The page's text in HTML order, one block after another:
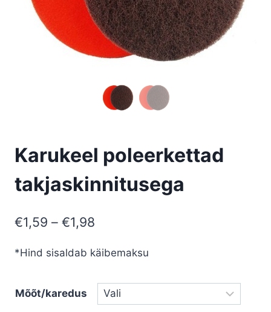
Karukeel poleerkettad
takjaskinnitusega
€1,59 – €1,98
€1,59
through
€1,98
*Hind sisaldab käibemaksu
Mõõt/karedus